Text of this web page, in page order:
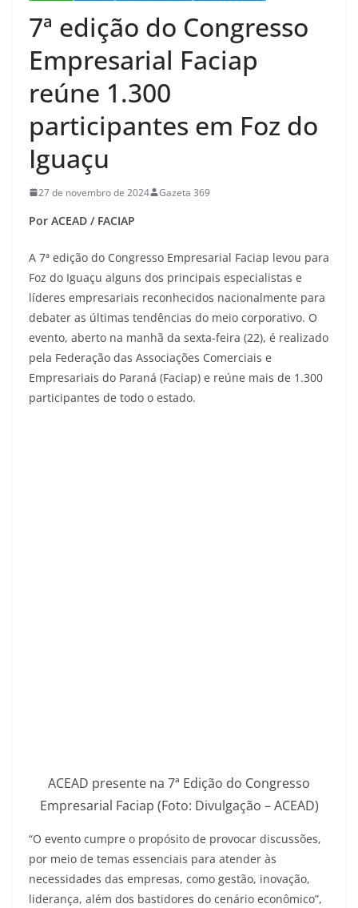
7ª edição do Congresso
Empresarial Faciap
reúne 1.300
participantes em Foz do
Iguaçu
27 de novembro de 2024 Gazeta 369
Por ACEAD / FACIAP
A 7ª edição do Congresso Empresarial Faciap levou para
Foz do Iguaçu alguns dos principais especialistas e
líderes empresariais reconhecidos nacionalmente para
debater as últimas tendências do meio corporativo. O
evento, aberto na manhã da sexta-feira (22), é realizado
pela Federação das Associações Comerciais e
Empresariais do Paraná (Faciap) e reúne mais de 1.300
participantes de todo o estado.
ACEAD presente na 7ª Edição do Congresso
Empresarial Faciap (Foto: Divulgação – ACEAD)
“O evento cumpre o propósito de provocar discussões,
por meio de temas essenciais para atender às
necessidades das empresas, como gestão, inovação,
liderança, além dos bastidores do cenário econômico”,